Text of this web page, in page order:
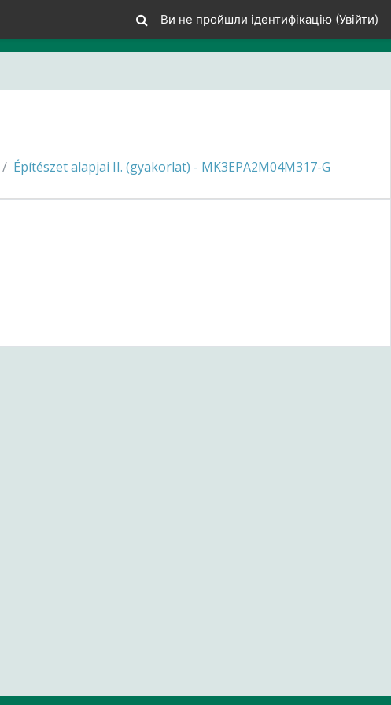
Ви не пройшли ідентифікацію (Увійти)
Építészet alapjai II. (gyakorlat) - MK3EPA2M04M317-G